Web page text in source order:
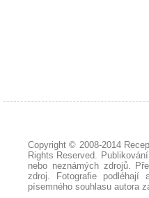
Copyright © 2008-2014
Rights Reserved.
nebo neznámých zdrojů.
zdroj. Fotografie
písemného souhlasu autora